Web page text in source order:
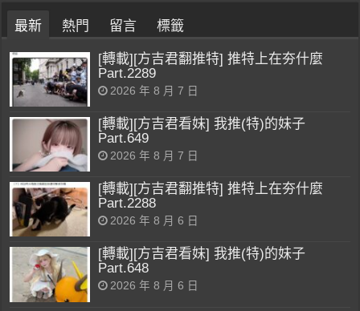
最新 熱門 留言 標籤
[轉載][方吉君翻推特] 推特上在夯什麼
Part.2289
2026 年 8 月 7 日
[轉載][方吉君看妹] 我推(特)的妹子
Part.649
2026 年 8 月 7 日
[轉載][方吉君翻推特] 推特上在夯什麼
Part.2288
2026 年 8 月 6 日
[轉載][方吉君看妹] 我推(特)的妹子
Part.648
2026 年 8 月 6 日